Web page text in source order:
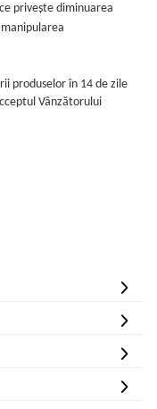
priveşte diminuarea
produselor în 14 de zile
Vânzătorului